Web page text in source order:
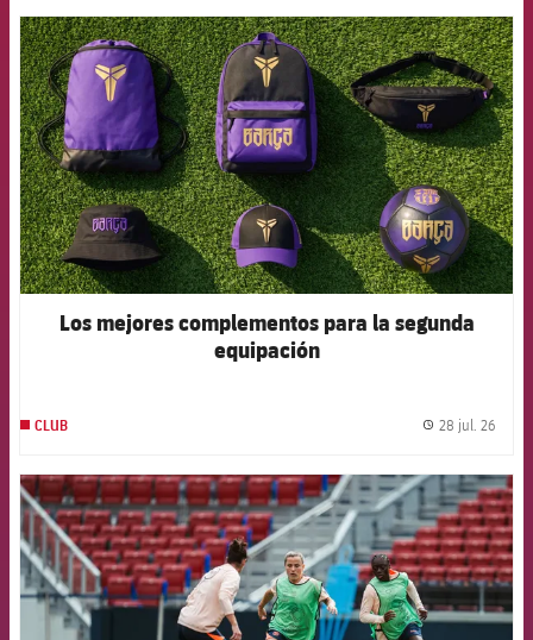
FCB Barcelona badge
Los mejores complementos para la segunda
equipación
CLUB 28 jul. 26
FCB Barcelona badge